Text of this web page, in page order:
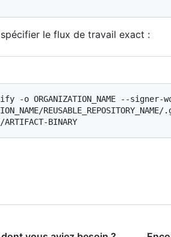
le flux de travail exact :
o ORGANIZATION_NAME --signer-